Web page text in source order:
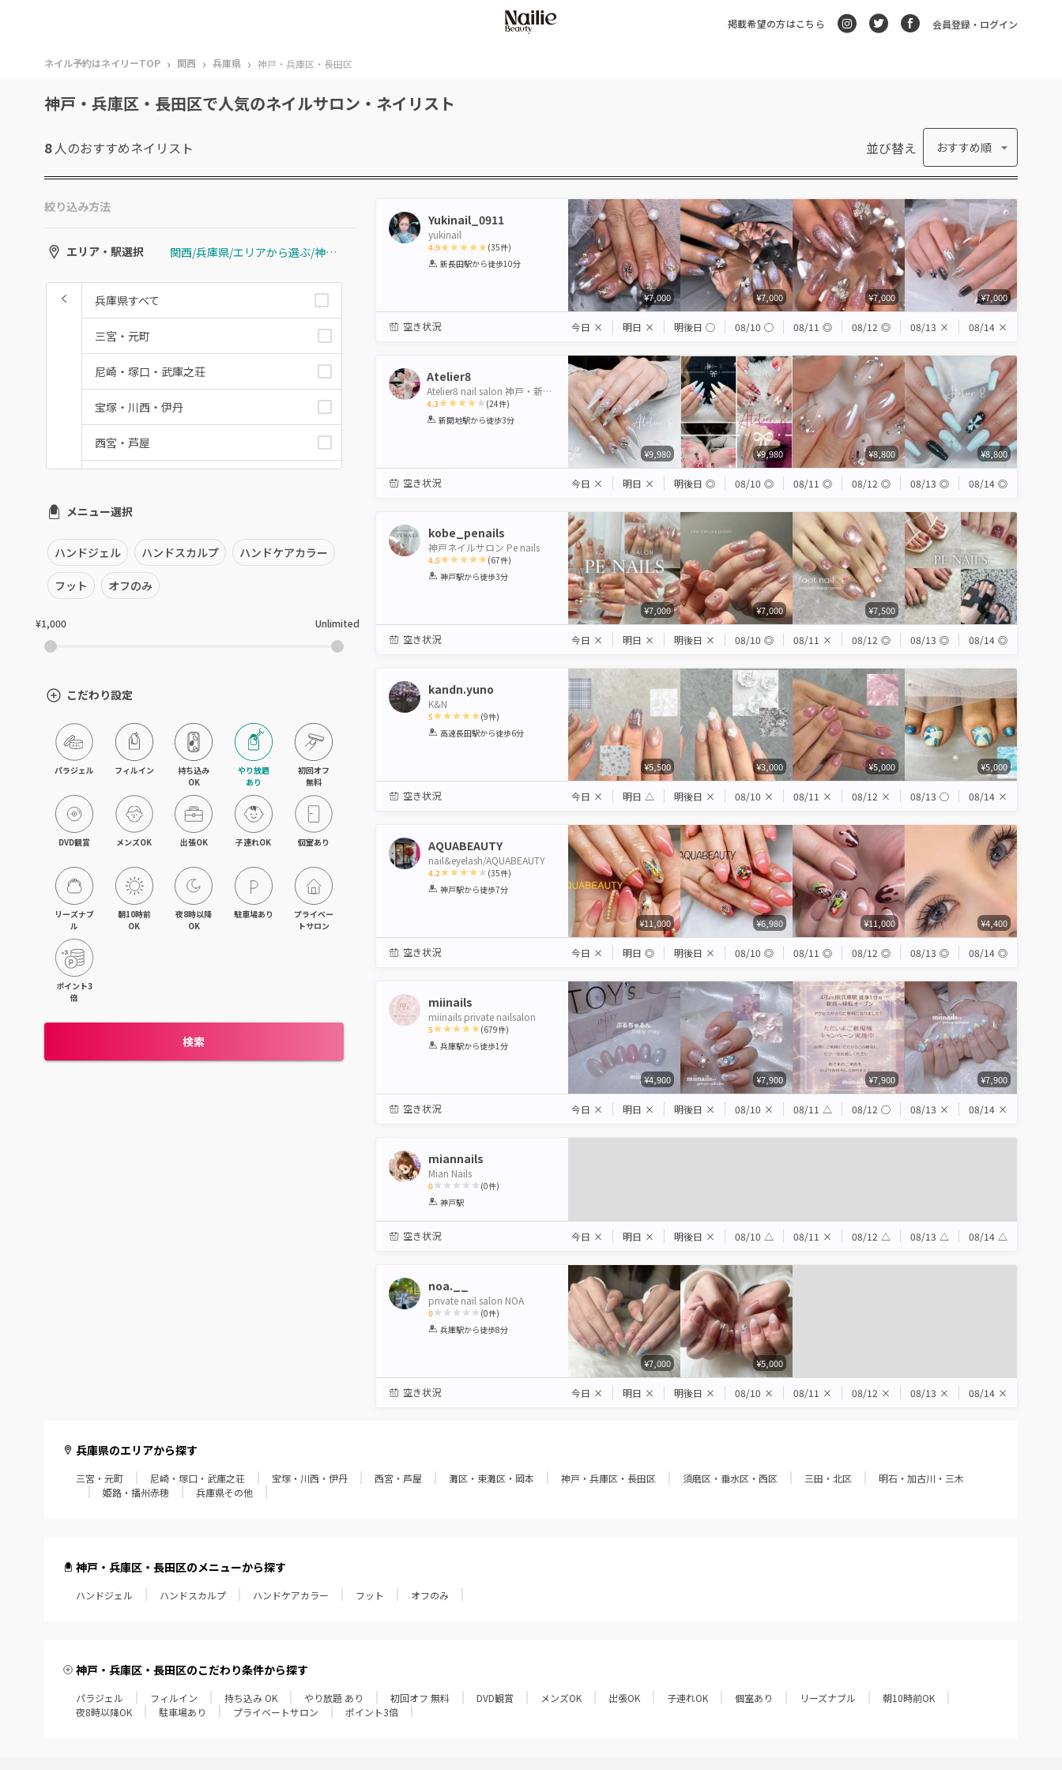
掲載希望の方はこちら 会員登録・ログイン
ネイル予約はネイリーTOP › 関西 › 兵庫県 › 神戸・兵庫区・長田区
神戸・兵庫区・長田区で人気のネイルサロン・ネイリスト
8人のおすすめネイリスト 並び替え おすすめ順
絞り込み方法
エリア・駅選択 関西/兵庫県/エリアから選ぶ/神戸・兵庫区・長田区
兵庫県すべて
三宮・元町
尼崎・塚口・武庫之荘
宝塚・川西・伊丹
西宮・芦屋
神戸・兵庫区・長田区
須磨区・垂水区・西区
三田・北区
兵庫県その他
メニュー選択
ハンドジェル ハンドスカルプ ハンドケアカラー
フット オフのみ
¥1,000 Unlimited
こだわり設定
パラジェル フィルイン
持ち込み
OK
やり放題
あり
初回オフ
無料
DVD観賞 メンズOK 出張OK 子連れOK 個室あり
リーズナブ
ル
朝10時前
OK
夜8時以降
OK
駐車場あり
プライベー
トサロン
ポイント3
倍
検索
Yukinail_0911
yukinail
4.9
1 2 3 4 5
(35件)
新長田駅から徒歩10分
¥7,000 ¥7,000 ¥7,000 ¥7,000
空き状況 今日 × 明日 × 明後日 ◯ 08/10 ◯ 08/11 ◎ 08/12 ◎ 08/13 × 08/14 ×
Atelier8
Atelier8 nail salon 神戸・新開地
4.3
1 2 3 4 5
(24件)
新開地駅から徒歩3分
¥9,980 ¥9,980 ¥8,800 ¥8,800
空き状況 今日 × 明日 × 明後日 ◎ 08/10 ◎ 08/11 ◎ 08/12 ◎ 08/13 ◎ 08/14 ◎
kobe_penails
神戸ネイルサロン Pe nails
4.5
1 2 3 4 5
(67件)
神戸駅から徒歩3分
¥7,000 ¥7,000 ¥7,500
空き状況 今日 × 明日 × 明後日 × 08/10 ◎ 08/11 × 08/12 ◎ 08/13 ◎ 08/14 ◎
kandn.yuno
K&N
5
1 2 3 4 5
(9件)
高速長田駅から徒歩6分
¥5,500 ¥3,000 ¥5,000 ¥5,000
空き状況 今日 × 明日 △ 明後日 × 08/10 × 08/11 × 08/12 × 08/13 ◯ 08/14 ×
AQUABEAUTY
nail&eyelash/AQUABEAUTY
4.2
1 2 3 4 5
(35件)
神戸駅から徒歩7分
¥11,000 ¥6,980 ¥11,000 ¥4,400
空き状況 今日 × 明日 ◎ 明後日 × 08/10 ◎ 08/11 ◎ 08/12 ◎ 08/13 ◎ 08/14 ◎
miinails
miinails private nailsalon
5
1 2 3 4 5
(679件)
兵庫駅から徒歩1分
¥4,900 ¥7,900 ¥7,900 ¥7,900
空き状況 今日 × 明日 × 明後日 × 08/10 × 08/11 △ 08/12 ◯ 08/13 × 08/14 ×
miannails
Mian Nails
0
1 2 3 4
(0件)
神戸駅
空き状況 今日 × 明日 × 明後日 × 08/10 △ 08/11 × 08/12 △ 08/13 △ 08/14 △
noa.__
private nail salon NOA
0
1 2 3 4 5
(0件)
兵庫駅から徒歩8分
¥7,000 ¥5,000
空き状況 今日 × 明日 × 明後日 × 08/10 × 08/11 × 08/12 × 08/13 × 08/14 ×
兵庫県のエリアから探す
三宮・元町 尼崎・塚口・武庫之荘 宝塚・川西・伊丹 西宮・芦屋 灘区・東灘区・岡本 神戸・兵庫区・長田区 須磨区・垂水区・西区 三田・北区
明石・加古川・三木
姫路・播州赤穂
兵庫県その他
神戸・兵庫区・長田区のメニューから探す
ハンドジェル ハンドスカルプ ハンドケアカラー フット オフのみ
神戸・兵庫区・長田区のこだわり条件から探す
パラジェル フィルイン 持ち込み OK やり放題 あり 初回オフ 無料 DVD観賞 メンズOK 出張OK 子連れOK 個室あり リーズナブル
朝10時前OK
夜8時以降OK
駐車場あり プライベートサロン ポイント3倍